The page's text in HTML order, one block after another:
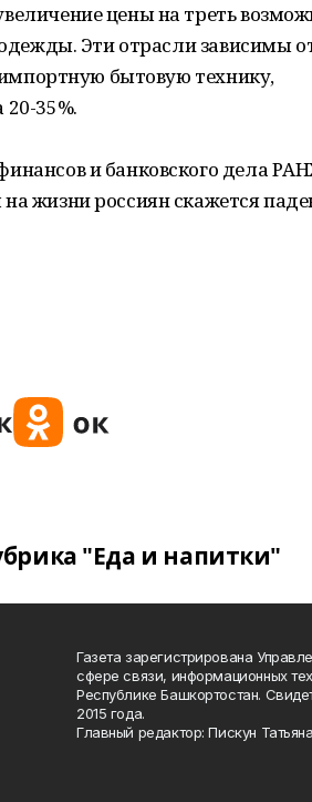
цены на треть
Эти отрасли зависимы
бытовую технику,
35%.
и банковского дела
жизни россиян скажется
"Еда и напитки"
Газета зарегистрирована
сфере связи, информационных
Республике Башкортостан.
2015 года.
Главный редактор: Пискун